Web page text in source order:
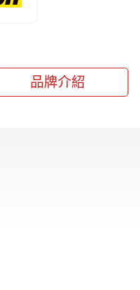
品牌介紹